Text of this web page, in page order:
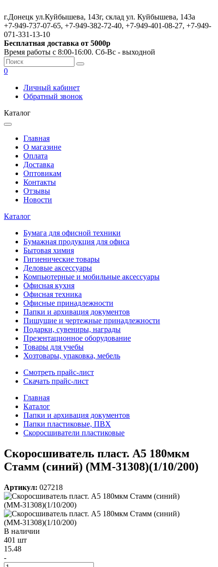
г.Донецк ул.Куйбышева, 143г, склад ул. Куйбышева, 143а
+7-949-737-07-65, +7-949-382-72-40, +7-949-401-08-27, +7-949-
071-331-13-10
Бесплатная доставка от 5000р
Время работы с 8:00-16:00. Сб-Вс - выходной
0
Личный кабинет
Обратный звонок
Каталог
Главная
О магазине
Оплата
Доставка
Оптовикам
Контакты
Отзывы
Новости
Каталог
Бумага для офисной техники
Бумажная продукция для офиса
Бытовая химия
Гигиенические товары
Деловые аксессуары
Компьютерные и мобильные аксессуары
Офисная кухня
Офисная техника
Офисные принадлежности
Папки и архивация документов
Пишущие и чертежные принадлежности
Подарки, сувениры, награды
Презентационное оборудование
Товары для учебы
Хозтовары, упаковка, мебель
Смотреть прайс-лист
Скачать прайс-лист
Главная
Каталог
Папки и архивация документов
Папки пластиковые, ПВХ
Скоросшиватели пластиковые
Скоросшиватель пласт. А5 180мкм
Стамм (синий) (ММ-31308)(1/10/200)
Артикул: 027218
В наличии
401 шт
15.48
-